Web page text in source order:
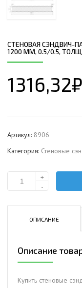
СТЕНОВАЯ СЭНДВИЧ-
1200 ММ, 0.5/0.5,
1316,32₽
Артикул: 8906
Категория: Стеновые
Количество
сэндвич-
ширина
1200
0.5/0.5,
+
-
ОПИСАНИЕ
Описание
Купить стеновые